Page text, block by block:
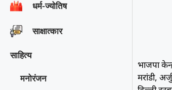
धर्म-ज्योतिष
साक्षात्‍कार
साहित्य
मनोरंजन
भाजपा
मरांडी,